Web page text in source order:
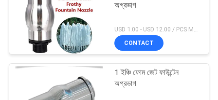
অগ্রভাগ
USD 1.00 - USD 12.00 / PCS MOQ:1 পিসিএস
CONTACT
1 ইঞ্চি ফোম জেট ফাউন্টেন
অগ্রভাগ